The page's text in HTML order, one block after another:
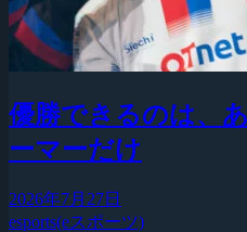
優勝できるのは、
ーマーだけ
2026年7月27日
esports(eスポーツ)